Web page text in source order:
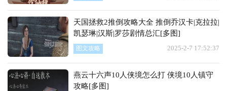
天国拯救2推倒攻略大全 推倒乔汉卡|克拉拉|
凯瑟琳|汉斯|罗莎剧情总汇[多图]
图文攻略 2025-2-7 17:52:37
燕云十六声10人侠境怎么打 侠境10人镇守
攻略[多图]